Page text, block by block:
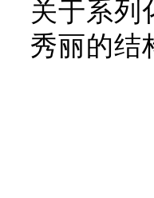
关于系列
秀丽的结